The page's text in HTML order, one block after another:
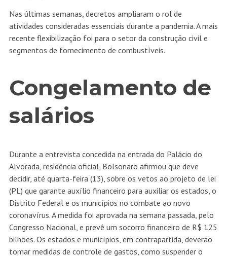
Nas últimas semanas, decretos ampliaram o rol de
atividades consideradas essenciais durante a pandemia. A mais
recente flexibilização foi para o setor da construção civil e
segmentos de fornecimento de combustíveis.
Congelamento de
salários
Durante a entrevista concedida na entrada do Palácio do
Alvorada, residência oficial, Bolsonaro afirmou que deve
decidir, até quarta-feira (13), sobre os vetos ao projeto de lei
(PL) que garante auxílio financeiro para auxiliar os estados, o
Distrito Federal e os municípios no combate ao novo
coronavírus. A medida foi aprovada na semana passada, pelo
Congresso Nacional, e prevê um socorro financeiro de R$ 125
bilhões. Os estados e municípios, em contrapartida, deverão
tomar medidas de controle de gastos, como suspender o